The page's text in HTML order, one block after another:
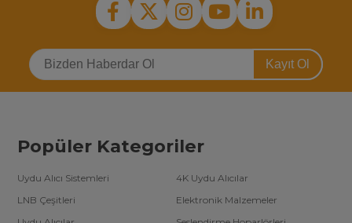
Kayıt Ol
Popüler Kategoriler
Uydu Alıcı Sistemleri
4K Uydu Alıcılar
LNB Çeşitleri
Elektronik Malzemeler